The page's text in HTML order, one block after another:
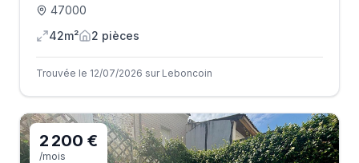
47000
42m²
2 pièces
Trouvée le 12/07/2026 sur Leboncoin
2 200 €
/mois